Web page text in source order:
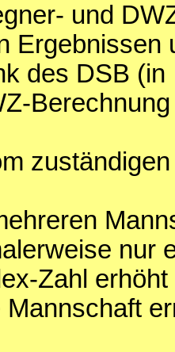
und
Ergebnissen
des DSB
nur
Zahl
Mannschaft